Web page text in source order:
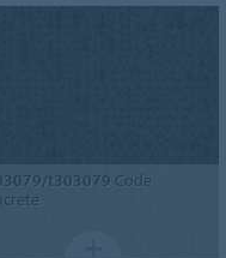
t303079 Code